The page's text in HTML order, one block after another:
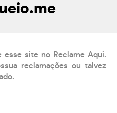
esse site no Reclame Aqui.
reclamações ou talvez